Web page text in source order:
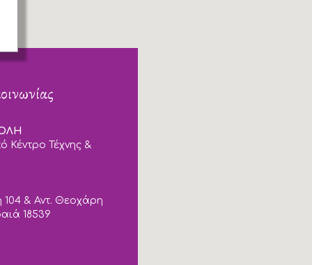
Κέντρο Τέχνης &
104 & Αντ. Θεοχάρη
18539